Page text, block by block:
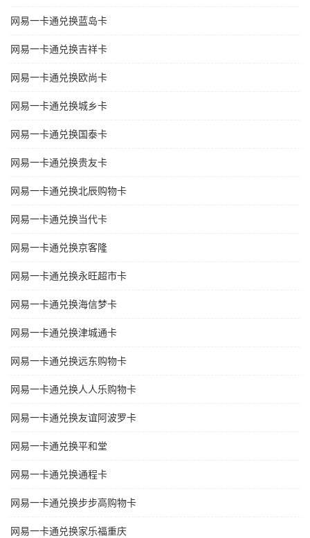
网易一卡通兑换蓝岛卡
网易一卡通兑换吉祥卡
网易一卡通兑换欧尚卡
网易一卡通兑换城乡卡
网易一卡通兑换国泰卡
网易一卡通兑换贵友卡
网易一卡通兑换北辰购物卡
网易一卡通兑换当代卡
网易一卡通兑换京客隆
网易一卡通兑换永旺超市卡
网易一卡通兑换海信梦卡
网易一卡通兑换津城通卡
网易一卡通兑换远东购物卡
网易一卡通兑换人人乐购物卡
网易一卡通兑换友谊阿波罗卡
网易一卡通兑换平和堂
网易一卡通兑换通程卡
网易一卡通兑换步步高购物卡
网易一卡通兑换家乐福重庆